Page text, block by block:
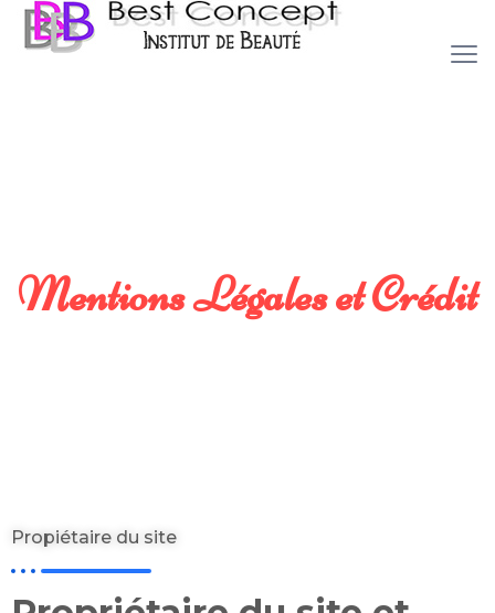
Mentions Légales et Crédit
Propiétaire du site